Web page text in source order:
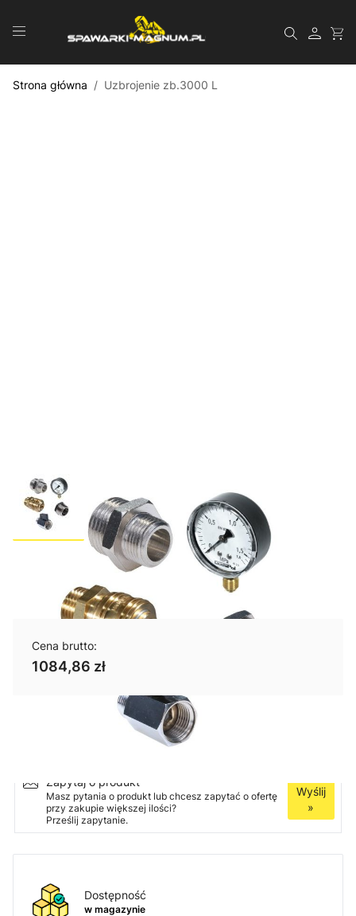
Szukaj
Strona główna / Uzbrojenie zb.3000 L
Uzbrojenie zb.3000 L
Cena brutto:
1084,86 zł
Dodaj do koszyka
Zapytaj o produkt
Masz pytania o produkt lub chcesz zapytać o ofertę
przy zakupie większej ilości?
Prześlij zapytanie.
Wyślij
»
Dostępność
w magazynie